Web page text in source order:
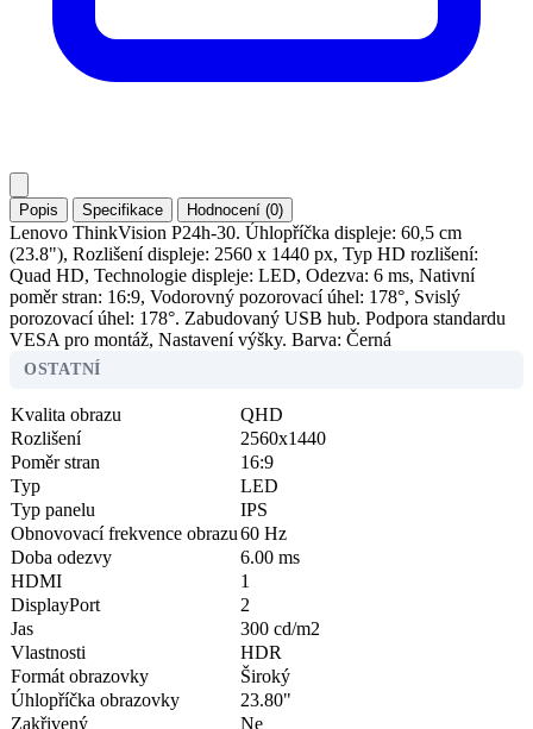
Popis Specifikace Hodnocení (0)
Lenovo ThinkVision P24h-30. Úhlopříčka displeje: 60,5 cm
(23.8"), Rozlišení displeje: 2560 x 1440 px, Typ HD rozlišení:
Quad HD, Technologie displeje: LED, Odezva: 6 ms, Nativní
poměr stran: 16:9, Vodorovný pozorovací úhel: 178°, Svislý
porozovací úhel: 178°. Zabudovaný USB hub. Podpora standardu
VESA pro montáž, Nastavení výšky. Barva: Černá
OSTATNÍ
Kvalita obrazu
QHD
Rozlišení
2560x1440
Poměr stran
16:9
Typ
LED
Typ panelu
IPS
Obnovovací frekvence obrazu60 Hz
Doba odezvy
6.00 ms
HDMI
1
DisplayPort
2
Jas
300 cd/m2
Vlastnosti
HDR
Formát obrazovky
Široký
Úhlopříčka obrazovky
23.80"
Zakřivený
Ne